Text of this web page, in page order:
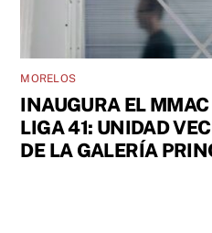
MORELOS
INAUGURA EL
LIGA 41: UNIDAD
DE LA GALERÍA